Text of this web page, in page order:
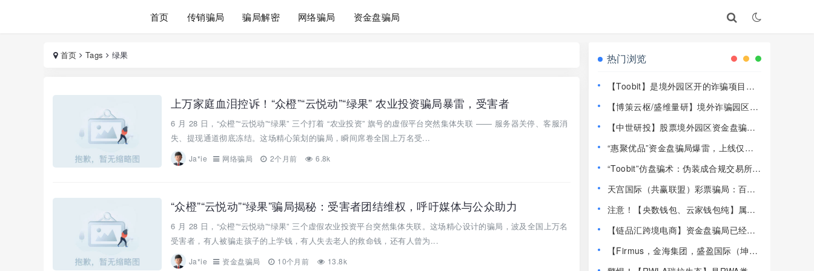
首页 传销骗局 骗局解密 网络骗局 资金盘骗局
首页 Tags 绿果
上万家庭血泪控诉！“众橙”“云悦动”“绿果” 农业投资骗局暴雷，受害者
6 月 28 日，“众橙”“云悦动”“绿果” 三个打着 “农业投资” 旗号的虚假平台突然集体失联 —— 服务器关停、客服消
失、提现通道彻底冻结。这场精心策划的骗局，瞬间席卷全国上万名受...
Ja*ie 网络骗局 2个月前 6.8k
“众橙”“云悦动”“绿果”骗局揭秘：受害者团结维权，呼吁媒体与公众助力
6 月 28 日，“众橙”“云悦动”“绿果” 三个虚假农业投资平台突然集体失联。这场精心设计的骗局，波及全国上万名
受害者，有人被骗走孩子的上学钱，有人失去老人的救命钱，还有人曾为...
Ja*ie 资金盘骗局 10个月前 13.8k
热门浏览
【Toobit】是境外园区开的诈骗项目，
【博策云枢/盛维量研】境外诈骗园区开
【中世研投】股票境外园区资金盘骗
章，高度预警，崩盘在即！
“惠聚优品”资金盘骗局爆雷，上线仅半
“Toobit”仿盘骗术：伪装成合规交易所，
骗局！
天宫国际（共赢联盟）彩票骗局：百景
型的杀猪盘，远离！
注意！【央数钱包、云家钱包纯】属民
【链品汇跨境电商】资金盘骗局已经崩
【Firmus，金海集团，盛盈国际（坤宇